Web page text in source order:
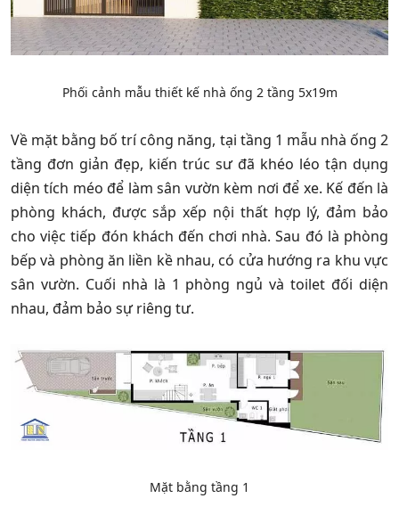
Phối cảnh mẫu thiết kế nhà ống 2 tầng 5x19m
Về mặt bằng bố trí công năng, tại tầng 1 mẫu nhà ống 2
tầng đơn giản đẹp, kiến trúc sư đã khéo léo tận dụng
diện tích méo để làm sân vườn kèm nơi để xe. Kế đến là
phòng khách, được sắp xếp nội thất hợp lý, đảm bảo
cho việc tiếp đón khách đến chơi nhà. Sau đó là phòng
bếp và phòng ăn liền kề nhau, có cửa hướng ra khu vực
sân vườn. Cuối nhà là 1 phòng ngủ và toilet đối diện
nhau, đảm bảo sự riêng tư.
Mặt bằng tầng 1